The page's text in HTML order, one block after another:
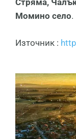
Стряма,
Момино село.
Източник :